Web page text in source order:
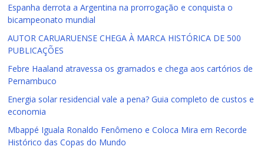
Espanha derrota a Argentina na prorrogação e conquista o
bicampeonato mundial
AUTOR CARUARUENSE CHEGA À MARCA HISTÓRICA DE 500
PUBLICAÇÕES
Febre Haaland atravessa os gramados e chega aos cartórios de
Pernambuco
Energia solar residencial vale a pena? Guia completo de custos e
economia
Mbappé Iguala Ronaldo Fenômeno e Coloca Mira em Recorde
Histórico das Copas do Mundo